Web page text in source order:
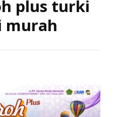
plus turki
murah